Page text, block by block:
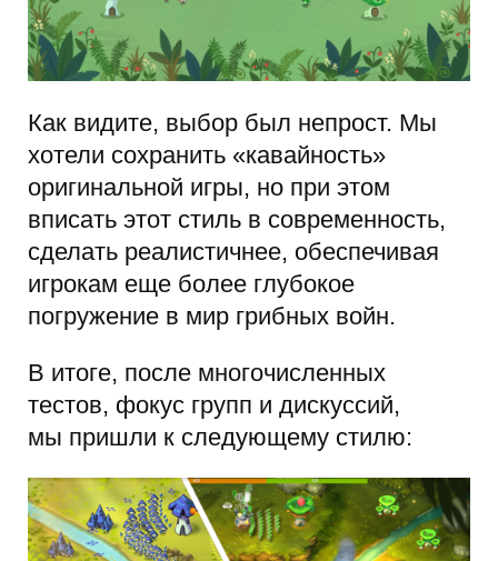
Как видите, выбор был непрост. Мы
хотели сохранить «кавайность»
оригинальной игры, но при этом
вписать этот стиль в современность,
сделать реалистичнее, обеспечивая
игрокам еще более глубокое
погружение в мир грибных войн.
В итоге, после многочисленных
тестов, фокус групп и дискуссий,
мы пришли к следующему стилю: